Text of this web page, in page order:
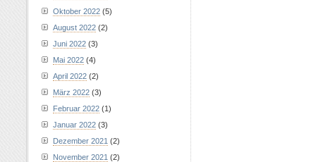
Oktober 2022 (5)
August 2022 (2)
Juni 2022 (3)
Mai 2022 (4)
April 2022 (2)
März 2022 (3)
Februar 2022 (1)
Januar 2022 (3)
Dezember 2021 (2)
November 2021 (2)